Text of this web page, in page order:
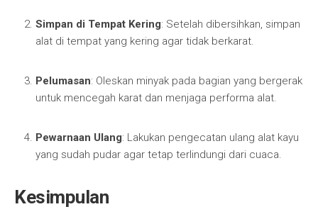
Simpan di Tempat Kering: Setelah dibersihkan, simpan
alat di tempat yang kering agar tidak berkarat.
Pelumasan: Oleskan minyak pada bagian yang bergerak
untuk mencegah karat dan menjaga performa alat.
Pewarnaan Ulang: Lakukan pengecatan ulang alat kayu
yang sudah pudar agar tetap terlindungi dari cuaca.
Kesimpulan